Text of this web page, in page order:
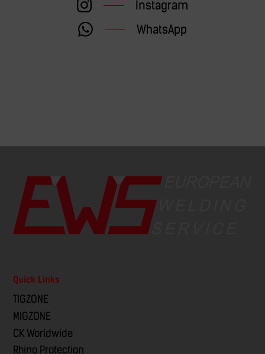
Instagram
WhatsApp
Quick Links
TIGZONE
MIGZONE
CK Worldwide
Rhino Protection